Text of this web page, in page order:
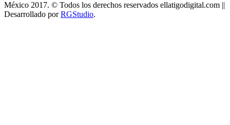
México 2017. © Todos los derechos reservados ellatigodigital.com ||
Desarrollado porRGStudio.